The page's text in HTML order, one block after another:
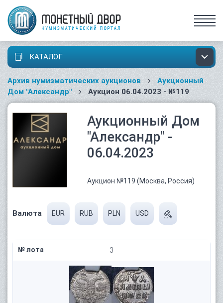
КАТАЛОГ
Архив нумизматических аукционов
Аукционный
Дом "Александр"
Аукцион 06.04.2023 - №119
Аукционный Дом
"Александр" -
06.04.2023
Аукцион №119 (Москва, Россия)
Валюта EUR RUB PLN USD
№ лота 3